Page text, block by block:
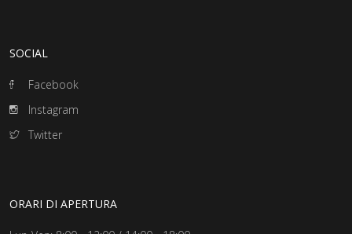
SOCIAL
Facebook
Instagram
Twitter
ORARI DI APERTURA